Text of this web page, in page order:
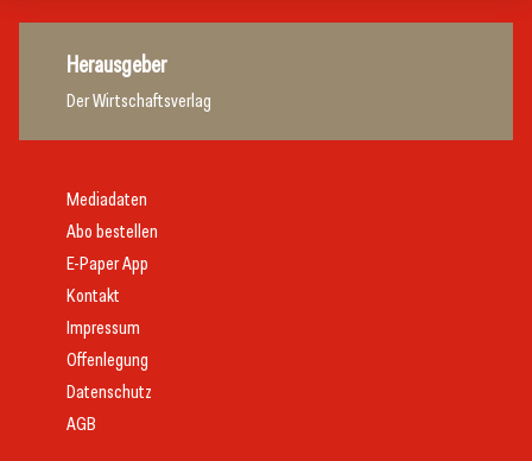
Herausgeber
Der Wirtschaftsverlag
Mediadaten
Abo bestellen
E-Paper App
Kontakt
Impressum
Offenlegung
Datenschutz
AGB